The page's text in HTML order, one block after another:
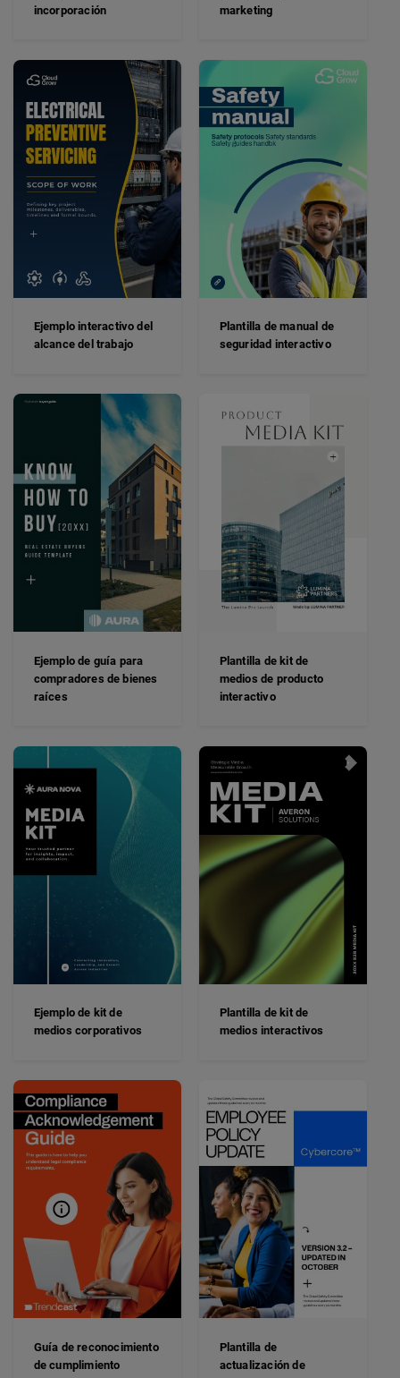
incorporación
marketing
Ejemplo interactivo del
alcance del trabajo
Plantilla de manual de
seguridad interactivo
Ejemplo de guía para
compradores de bienes
raíces
Plantilla de kit de
medios de producto
interactivo
Ejemplo de kit de
medios corporativos
Plantilla de kit de
medios interactivos
Guía de reconocimiento
de cumplimiento
Plantilla de
actualización de